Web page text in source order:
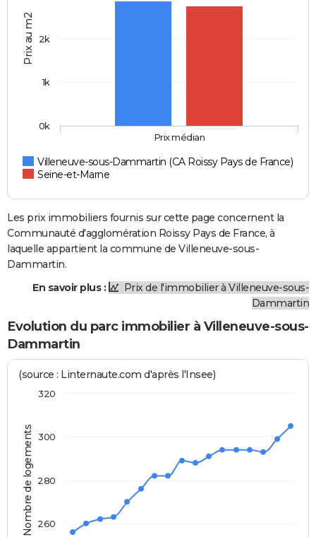
Prix au m2
Villeneuve-sous-Dammartin (CA Roissy Pays de France)
Seine-et-Marne
Prix médian
0k
1k
2k
Les prix immobiliers fournis sur cette page concernent la
Communauté d'agglomération Roissy Pays de France, à
laquelle appartient la commune de Villeneuve-sous-
Dammartin.
En savoir plus :
Prix de l'immobilier à Villeneuve-sous-
Dammartin
Evolution du parc immobilier à Villeneuve-sous-
Dammartin
Nombre de logements
(source : Linternaute.com d'après l'Insee)
260
280
300
320